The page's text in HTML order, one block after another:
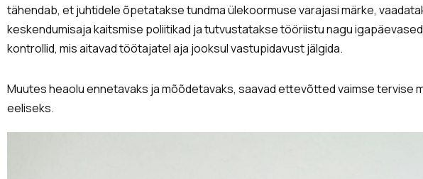
tähendab, et juhtidele õpetatakse tundma ülekoormuse varajasi märke,
keskendumisaja kaitsmise poliitikad ja tutvustatakse tööriistu nagu
kontrollid, mis aitavad töötajatel aja jooksul vastupidavust jälgida.
Muutes heaolu ennetavaks ja mõõdetavaks, saavad ettevõtted vaimse tervise
eeliseks.